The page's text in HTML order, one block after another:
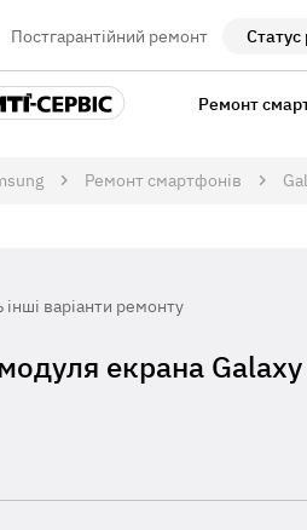
Постгарантійний ремонт Статус
Ремонт
Ремонт смартфонів
варіанти ремонту
екрана